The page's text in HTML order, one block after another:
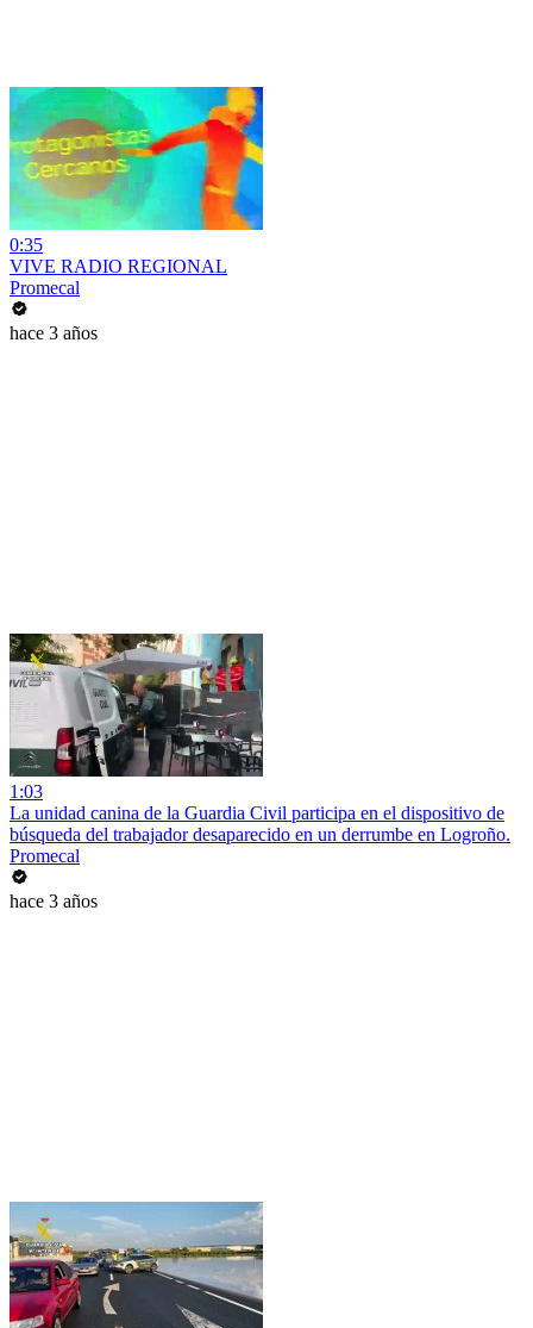
0:35
VIVE RADIO REGIONAL
Promecal
hace 3 años
1:03
La unidad canina de la Guardia Civil participa en el dispositivo de
búsqueda del trabajador desaparecido en un derrumbe en Logroño.
Promecal
hace 3 años